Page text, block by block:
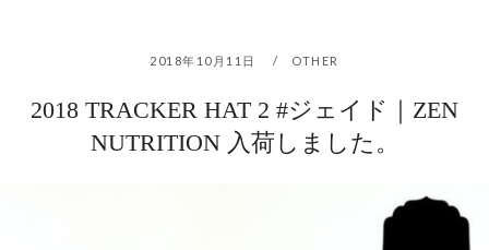
2018年10月11日 OTHER
2018 TRACKER HAT 2 #ジェイド｜ZEN
NUTRITION 入荷しました。